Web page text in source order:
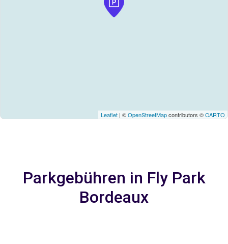
Leaflet | ©OpenStreetMapcontributors ©CARTO
Parkgebühren in Fly Park
Bordeaux